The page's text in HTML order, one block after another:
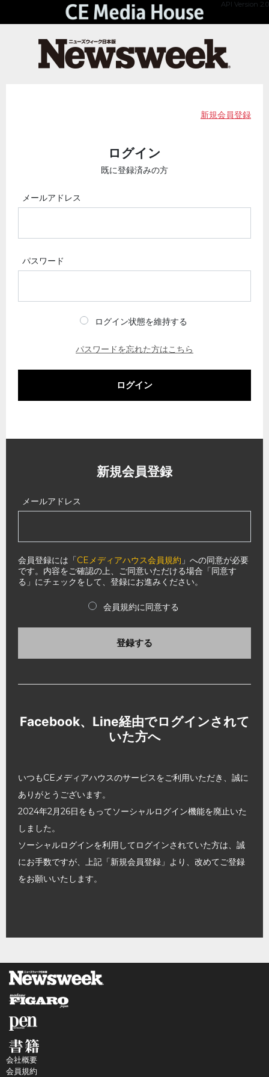
API Version 2.0
新規会員登録
ログイン
既に登録済みの方
メールアドレス
パスワード
ログイン状態を維持する
パスワードを忘れた方はこちら
ログイン
新規会員登録
メールアドレス
会員登録には「CEメディアハウス会員規約 」への同意が必要
です。内容をご確認の上、ご同意いただける場合「同意す
る」にチェックをして、登録にお進みください。
会員規約に同意する
登録する
Facebook、Line経由でログインされて
いた方へ
いつもCEメディアハウスのサービスをご利用いただき、誠に
ありがとうございます。
2024年2月26日をもってソーシャルログイン機能を廃止いた
しました。
ソーシャルログインを利用してログインされていた方は、誠
にお手数ですが、上記「新規会員登録」より、改めてご登録
をお願いいたします。
会社概要
会員規約